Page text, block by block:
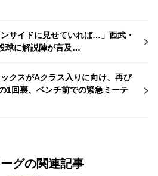
サイドに見せていれば…」西武・
球に解説陣が言及…
クスがAクラス入りに向け、再び
1回裏、ベンチ前での緊急ミーテ
グの関連記事